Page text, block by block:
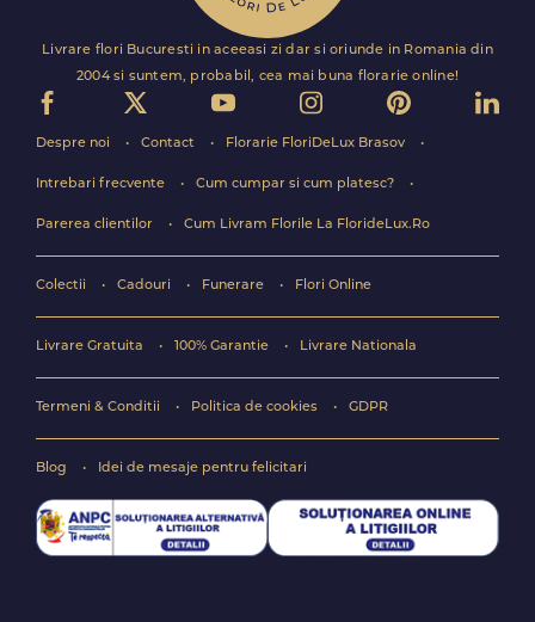
Livrare flori Bucuresti in aceeasi zi dar si oriunde in Romania din
2004 si suntem, probabil, cea mai buna florarie online!
Despre noi Contact Florarie FloriDeLux Brasov
Intrebari frecvente Cum cumpar si cum platesc?
Parerea clientilor Cum Livram Florile La FlorideLux.Ro
Colectii Cadouri Funerare Flori Online
Livrare Gratuita 100% Garantie Livrare Nationala
Termeni & Conditii Politica de cookies GDPR
Blog Idei de mesaje pentru felicitari